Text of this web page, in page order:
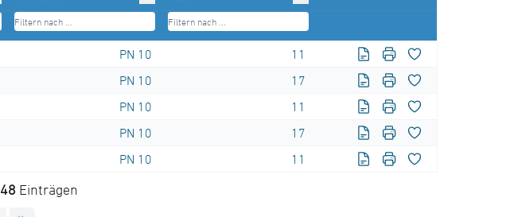
PN 10
11
PN 10
17
PN 10
11
PN 10
17
PN 10 11
48Einträgen